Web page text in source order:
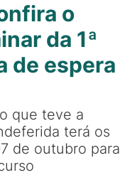
o
da 1ª
de espera
que teve a
terá os
de outubro para